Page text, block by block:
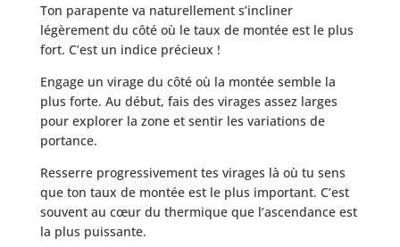
Ton parapente va naturellement s’incliner
légèrement du côté où le taux de montée est le plus
fort. C’est un indice précieux !
Engage un virage du côté où la montée semble la
plus forte. Au début, fais des virages assez larges
pour explorer la zone et sentir les variations de
portance.
Resserre progressivement tes virages là où tu sens
que ton taux de montée est le plus important. C’est
souvent au cœur du thermique que l’ascendance est
la plus puissante.